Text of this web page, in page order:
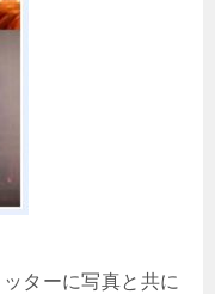
ターに写真と共に